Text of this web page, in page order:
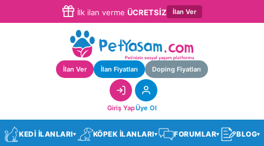
İlk ilan verme ÜCRETSİZ İlan Ver
İlan Ver İlan Fiyatları Doping Fiyatları
Giriş YapÜye Ol
KEDİ İLANLARI▾ KÖPEK İLANLARI▾ FORUMLAR▾ BLOG▾